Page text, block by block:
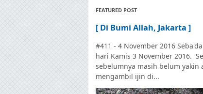
FEATURED POST
[ Di Bumi Allah, Jakarta ]
#411 - 4 November 2016
hari Kamis 3 November 2016.
sebelumnya masih belum yakin
mengambil ijin di...